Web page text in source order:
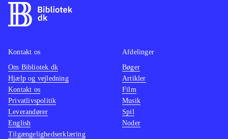
Kontakt os
Om Bibliotek.dk
Hjælp og vejledning
Kontakt os
Privatlivspolitik
Leverandører
English
Tilgængelighedserklæring
Afdelinger
Bøger
Artikler
Film
Musik
Spil
Noder